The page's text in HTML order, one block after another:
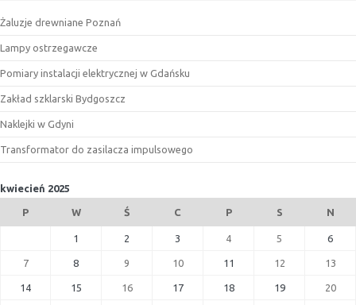
Żaluzje drewniane Poznań
Lampy ostrzegawcze
Pomiary instalacji elektrycznej w Gdańsku
Zakład szklarski Bydgoszcz
Naklejki w Gdyni
Transformator do zasilacza impulsowego
kwiecień 2025
P W Ś C P S N
1 2 3 4 5 6
7 8 9 10 11 12 13
14 15 16 17 18 19 20